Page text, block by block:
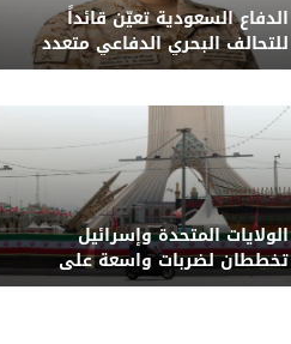
الدفاع السعودية تعيّن قائداً
للتحالف البحري الدفاعي متعدد
الجنسيات
الولايات المتحدة وإسرائيل
تخططان لضربات واسعة على
البنية التحتية للطاقة الإيرانية